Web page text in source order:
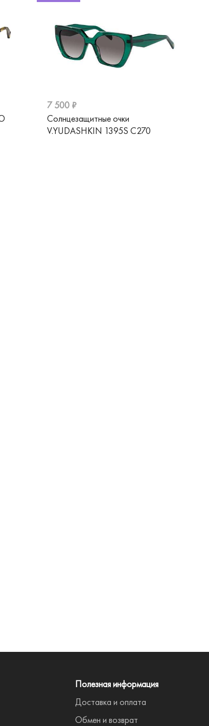
7 500 ₽
Солнцезащитные очки
V.YUDASHKIN 1395S C270
Полезная информация
Доставка и оплата
Обмен и возврат